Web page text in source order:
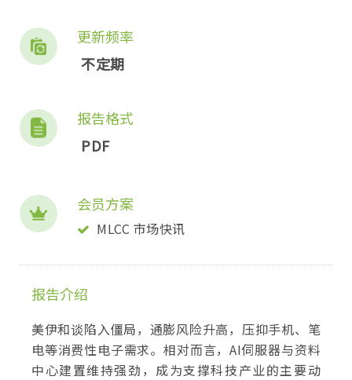
更新频率
不定期
报告格式
PDF
会员方案
MLCC 市场快讯
报告介绍
美伊和谈陷入僵局，通膨风险升高，压抑手机、笔
电等消费性电子需求。相对而言，AI伺服器与资料
中心建置维持强劲，成为支撑科技产业的主要动